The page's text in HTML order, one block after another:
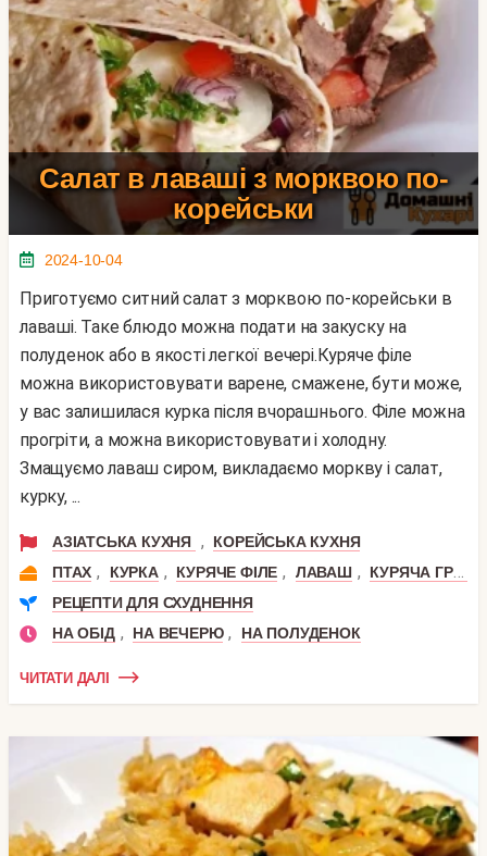
Салат в лаваші з морквою по-
корейськи
2024-10-04
Приготуємо ситний салат з морквою по-корейськи в
лаваші. Таке блюдо можна подати на закуску на
полуденок або в якості легкої вечері.Куряче філе
можна використовувати варене, смажене, бути може,
у вас залишилася курка після вчорашнього. Філе можна
прогріти, а можна використовувати і холодну.
Змащуємо лаваш сиром, викладаємо моркву і салат,
курку, ...
АЗІАТСЬКА КУХНЯ ,
КОРЕЙСЬКА КУХНЯ
ПТАХ , КУРКА , КУРЯЧЕ ФІЛЕ , ЛАВАШ ,
КУРЯЧА ГРУДКА
РЕЦЕПТИ ДЛЯ СХУДНЕННЯ
НА ОБІД , НА ВЕЧЕРЮ , НА ПОЛУДЕНОК
ЧИТАТИ ДАЛІ